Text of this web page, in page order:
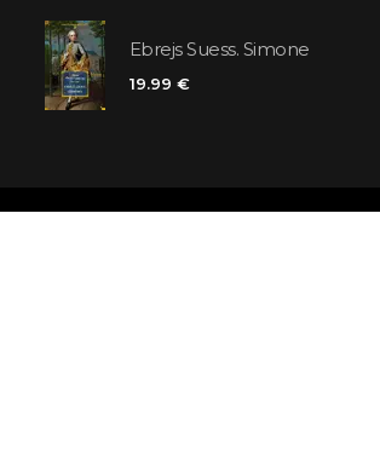
Ebrejs Suess. Simone
19.99 €